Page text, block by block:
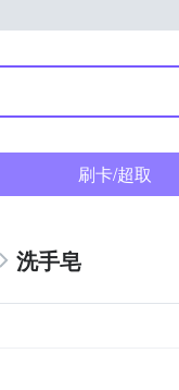
刷卡/超取
洗手皂